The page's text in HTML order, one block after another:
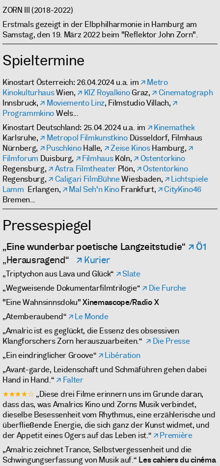
ZORN III (2018-2022)
Erstmals gezeigt in der Elbphilharmonie in Hamburg am
Samstag, den 19. März 2022 beim "Reflektor John Zorn".
Spieltermine
Kinostart Österreich: 26.04.2024 u.a. im
Metro
KinokulturhausWien, KIZ RoyalkinoGraz,
Cinematograph
Innsbruck,
Moviemento Linz, Filmstudio Villach,
ProgrammkinoWels...
Kinostart Deutschland: 25.04.2024 u.a. im
Kinemathek
Karlsruhe,
Metropol FilmkunstkinoDüsseldorf, Filmhaus
Nürnberg,
PuschkinoHalle, Zeise KinosHamburg,
Filmforum Duisburg, FilmhausKöln,
Ostentorkino
Regensburg,
Astra Filmtheater Plön,
Ostentorkino
Regensburg,
Caligari FilmBühneWiesbaden,
Lichtspiele
Lamm Erlangen, Mal Seh'n KinoFrankfurt,
CityKino46
Bremen...
Pressespiegel
„Eine wunderbar poetische Langzeitstudie“
Ö1
„Herausragend“
Kurier
„Triptychon aus Lava und Glück“
Slate
„Wegweisende Dokumentarfilmtrilogie“
Die Furche
"Eine Wahnsinnsdoku"Xinemascope/Radio X
„Atemberaubend“
Le Monde
„Amalric ist es geglückt, die Essenz des obsessiven
Klangforschers Zorn herauszuarbeiten.“
Die Presse
„Ein eindringlicher Groove“
Libération
„Avant-garde, Leidenschaft und Schmäführen gehen dabei
Hand in Hand.“
Falter
★★★★☆ „Diese drei Filme erinnern uns im Grunde daran,
dass das, was Amalrics Kino und Zorns Musik verbindet,
dieselbe Besessenheit vom Rhythmus, eine erzählerische und
überfließende Energie, die sich ganz der Kunst widmet, und
der Appetit eines Ogers auf das Leben ist.“
Première
„Amalric zeichnet Trance, Selbstvergessenheit und die
Schwingungserfassung von Musik auf.“ Les cahiers du cinéma